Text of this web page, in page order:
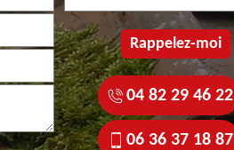
04 82 29 46 22
06 36 37 18 87